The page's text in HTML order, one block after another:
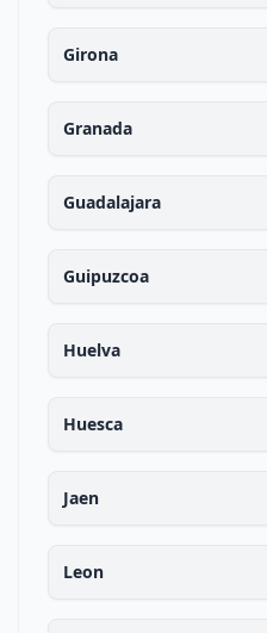
Girona
Granada
Guadalajara
Guipuzcoa
Huelva
Huesca
Jaen
Leon